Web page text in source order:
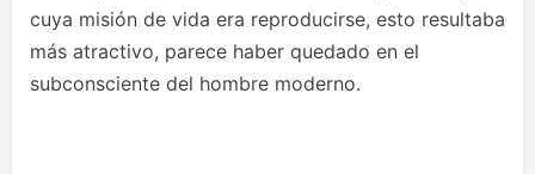
cuya misión de vida era reproducirse, esto resultaba
más atractivo, parece haber quedado en el
subconsciente del hombre moderno.